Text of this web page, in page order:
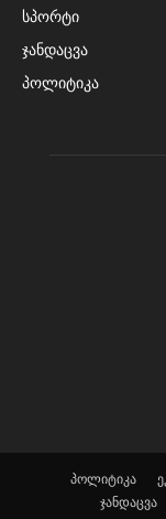
სპორტი
ჯანდაცვა
პოლიტიკა
პოლიტიკა
ჯანდაცვა